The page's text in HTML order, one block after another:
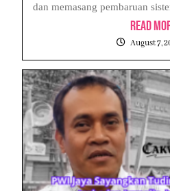
dan memasang pembaruan
Read
August 7,